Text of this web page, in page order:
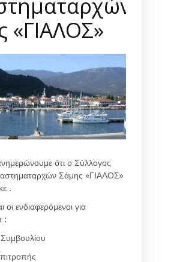
«ΓΙΑΛΟΣ»
ότι ο Σύλλογος
Σάμης «ΓΙΑΛΟΣ»
.
οι ενδιαφερόμενοι για
:
Συμβουλίου